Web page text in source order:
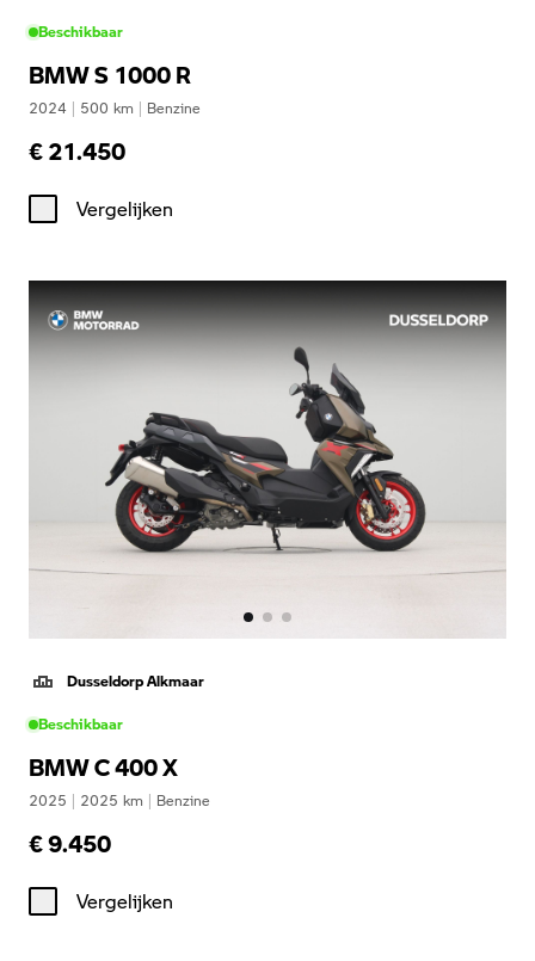
Beschikbaar
BMW S 1000 R
2024 | 500 km | Benzine
€ 21.450
Vergelijken
Dusseldorp Alkmaar
Beschikbaar
BMW C 400 X
2025 | 2025 km | Benzine
€ 9.450
Vergelijken